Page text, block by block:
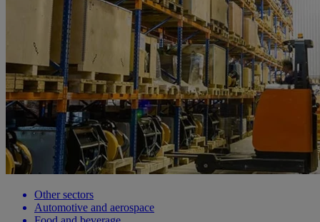
Other sectors
Automotive and aerospace